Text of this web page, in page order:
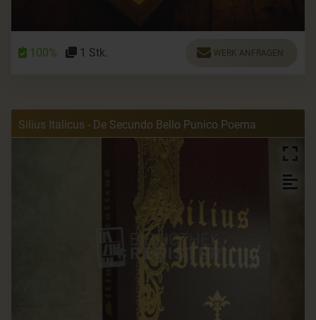
100% 1 Stk. WERK ANFRAGEN
Silius Italicus - De Secundo Bello Punico Poema